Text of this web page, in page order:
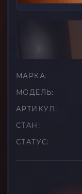
МАРКА:
МОДЕЛЬ:
АРТИКУЛ:
СТАН:
СТАТУС: